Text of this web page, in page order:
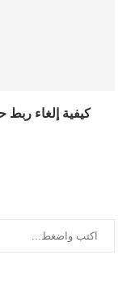
كيفية إلغاء